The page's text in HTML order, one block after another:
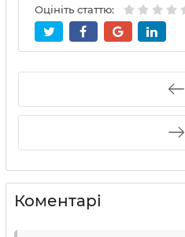
Оцініть статтю:
Коментарі